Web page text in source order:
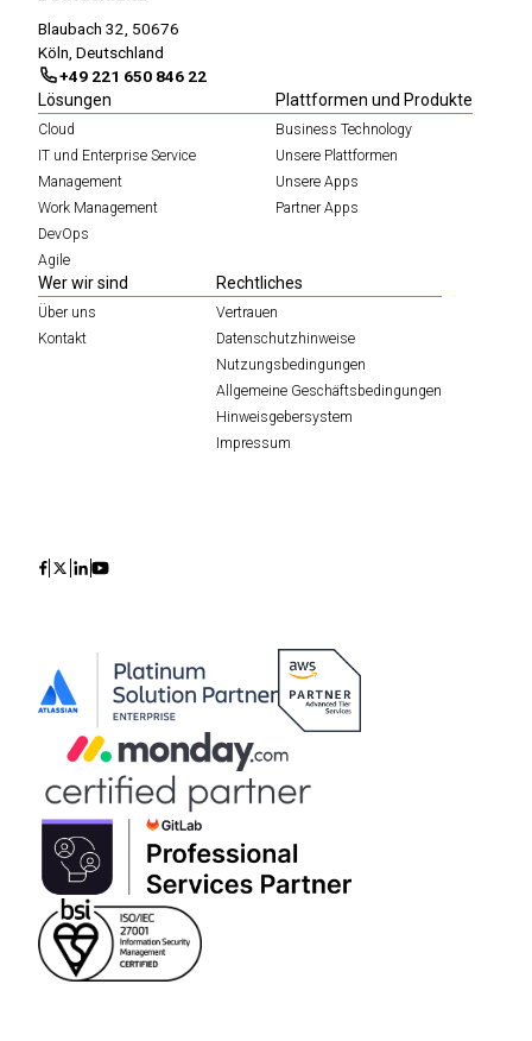
Blaubach 32, 50676
Köln, Deutschland
+49 221 650 846 22
Lösungen
Cloud
IT und Enterprise Service
Management
Work Management
DevOps
Agile
Plattformen und Produkte
Business Technology
Unsere Plattformen
Unsere Apps
Partner Apps
Wer wir sind
Über uns
Kontakt
Rechtliches
Vertrauen
Datenschutzhinweise
Nutzungsbedingungen
Allgemeine Geschäftsbedingungen
Hinweisgebersystem
Impressum
IconIconIconIcon